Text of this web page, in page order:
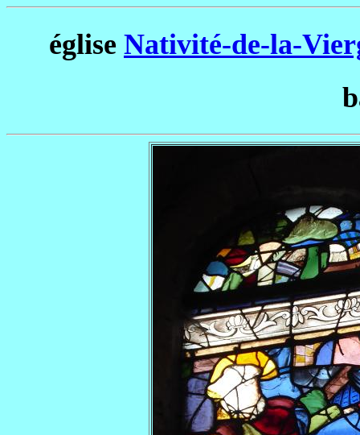
église Nativité-de-la-